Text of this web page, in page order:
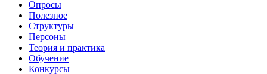
Опросы
Полезное
Структуры
Персоны
Теория и практика
Обучение
Конкурсы